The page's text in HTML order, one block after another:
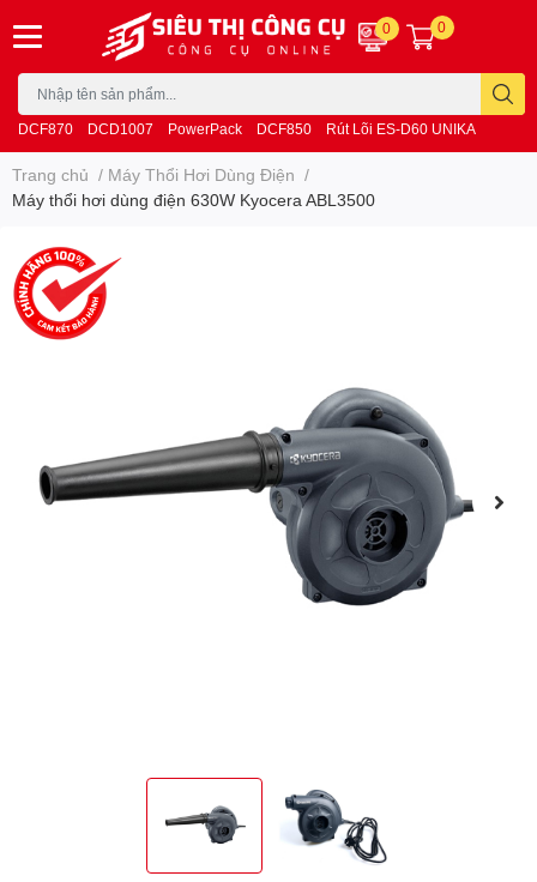
DCF870 DCD1007 PowerPack DCF850 Rút Lõi ES-D60 UNIKA
0 0
Trang chủ / Máy Thổi Hơi Dùng Điện /
Máy thổi hơi dùng điện 630W Kyocera ABL3500